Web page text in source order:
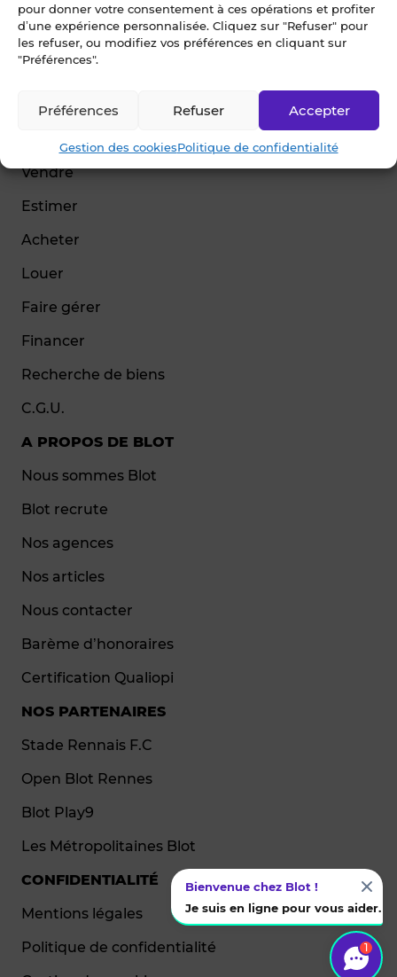
pour donner votre consentement à ces opérations et profiter
d’une expérience personnalisée. Cliquez sur "Refuser" pour
les refuser, ou modifiez vos préférences en cliquant sur
"Préférences".
Accepter
Refuser
Préférences
Gestion des cookiesPolitique de confidentialité
NAVIGATION
Vendre
Estimer
Acheter
Louer
Faire gérer
Financer
Recherche de biens
C.G.U.
A PROPOS DE BLOT
Nous sommes Blot
Blot recrute
Nos agences
Nos articles
Nous contacter
Barème d’honoraires
Certification Qualiopi
NOS PARTENAIRES
Stade Rennais F.C
Open Blot Rennes
Blot Play9
Les Métropolitaines Blot
CONFIDENTIALITÉ
Mentions légales
Politique de confidentialité
1
Bienvenue chez Blot !
Je suis en ligne pour vous aider.